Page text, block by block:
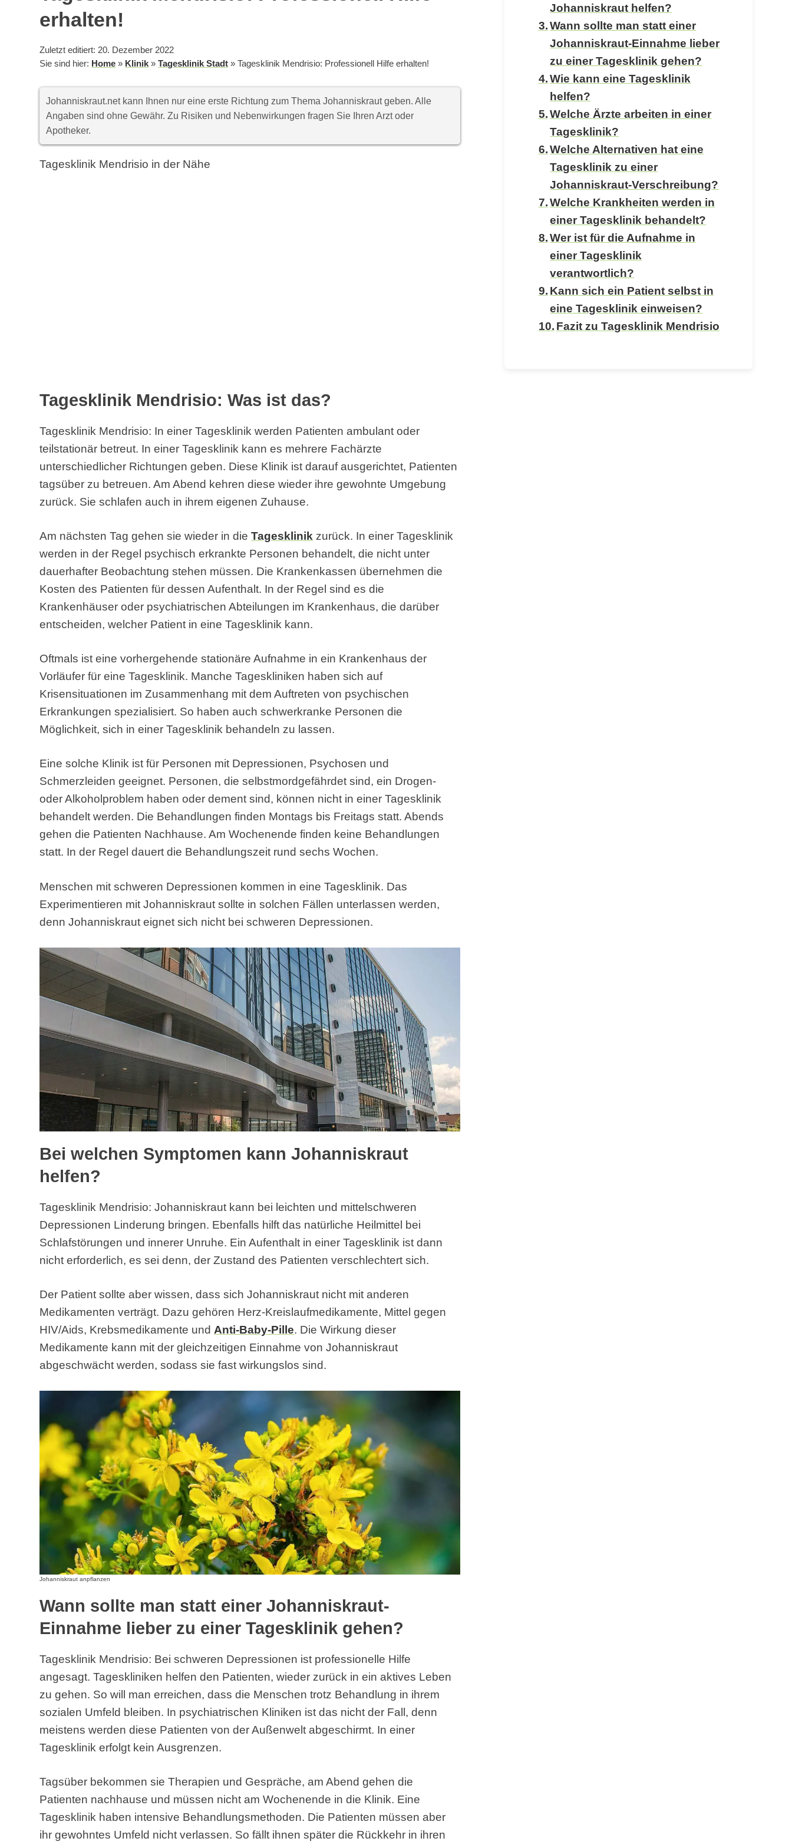
erhalten!
Zuletzt editiert: 20. Dezember 2022
Sie sind hier: Home » Klinik »Tagesklinik Stadt »Tagesklinik Mendrisio: Professionell Hilfe erhalten!
Johanniskraut.net kann Ihnen nur eine erste Richtung zum Thema Johanniskraut geben. Alle
Angaben sind ohne Gewähr. Zu Risiken und Nebenwirkungen fragen Sie Ihren Arzt oder
Apotheker.
Tagesklinik Mendrisio in der Nähe
Tagesklinik Mendrisio: Was ist das?
Tagesklinik Mendrisio: In einer Tagesklinik werden Patienten ambulant oder
teilstationär betreut. In einer Tagesklinik kann es mehrere Fachärzte
unterschiedlicher Richtungen geben. Diese Klinik ist darauf ausgerichtet, Patienten
tagsüber zu betreuen. Am Abend kehren diese wieder ihre gewohnte Umgebung
zurück. Sie schlafen auch in ihrem eigenen Zuhause.
Am nächsten Tag gehen sie wieder in dieTagesklinik zurück. In einer Tagesklinik
werden in der Regel psychisch erkrankte Personen behandelt, die nicht unter
dauerhafter Beobachtung stehen müssen. Die Krankenkassen übernehmen die
Kosten des Patienten für dessen Aufenthalt. In der Regel sind es die
Krankenhäuser oder psychiatrischen Abteilungen im Krankenhaus, die darüber
entscheiden, welcher Patient in eine Tagesklinik kann.
Oftmals ist eine vorhergehende stationäre Aufnahme in ein Krankenhaus der
Vorläufer für eine Tagesklinik. Manche Tageskliniken haben sich auf
Krisensituationen im Zusammenhang mit dem Auftreten von psychischen
Erkrankungen spezialisiert. So haben auch schwerkranke Personen die
Möglichkeit, sich in einer Tagesklinik behandeln zu lassen.
Eine solche Klinik ist für Personen mit Depressionen, Psychosen und
Schmerzleiden geeignet. Personen, die selbstmordgefährdet sind, ein Drogen-
oder Alkoholproblem haben oder dement sind, können nicht in einer Tagesklinik
behandelt werden. Die Behandlungen finden Montags bis Freitags statt. Abends
gehen die Patienten Nachhause. Am Wochenende finden keine Behandlungen
statt. In der Regel dauert die Behandlungszeit rund sechs Wochen.
Menschen mit schweren Depressionen kommen in eine Tagesklinik. Das
Experimentieren mit Johanniskraut sollte in solchen Fällen unterlassen werden,
denn Johanniskraut eignet sich nicht bei schweren Depressionen.
Bei welchen Symptomen kann Johanniskraut
helfen?
Tagesklinik Mendrisio: Johanniskraut kann bei leichten und mittelschweren
Depressionen Linderung bringen. Ebenfalls hilft das natürliche Heilmittel bei
Schlafstörungen und innerer Unruhe. Ein Aufenthalt in einer Tagesklinik ist dann
nicht erforderlich, es sei denn, der Zustand des Patienten verschlechtert sich.
Der Patient sollte aber wissen, dass sich Johanniskraut nicht mit anderen
Medikamenten verträgt. Dazu gehören Herz-Kreislaufmedikamente, Mittel gegen
HIV/Aids, Krebsmedikamente und Anti-Baby-Pille. Die Wirkung dieser
Medikamente kann mit der gleichzeitigen Einnahme von Johanniskraut
abgeschwächt werden, sodass sie fast wirkungslos sind.
Johanniskraut anpflanzen
Wann sollte man statt einer Johanniskraut-
Einnahme lieber zu einer Tagesklinik gehen?
Tagesklinik Mendrisio: Bei schweren Depressionen ist professionelle Hilfe
angesagt. Tageskliniken helfen den Patienten, wieder zurück in ein aktives Leben
zu gehen. So will man erreichen, dass die Menschen trotz Behandlung in ihrem
sozialen Umfeld bleiben. In psychiatrischen Kliniken ist das nicht der Fall, denn
meistens werden diese Patienten von der Außenwelt abgeschirmt. In einer
Tagesklinik erfolgt kein Ausgrenzen.
Tagsüber bekommen sie Therapien und Gespräche, am Abend gehen die
Patienten nachhause und müssen nicht am Wochenende in die Klinik. Eine
Tagesklinik haben intensive Behandlungsmethoden. Die Patienten müssen aber
ihr gewohntes Umfeld nicht verlassen. So fällt ihnen später die Rückkehr in ihren
Johanniskraut helfen?
Wann sollte man statt einer
Johanniskraut-Einnahme lieber
zu einer Tagesklinik gehen?
Wie kann eine Tagesklinik
helfen?
Welche Ärzte arbeiten in einer
Tagesklinik?
Welche Alternativen hat eine
Tagesklinik zu einer
Johanniskraut-Verschreibung?
Welche Krankheiten werden in
einer Tagesklinik behandelt?
Wer ist für die Aufnahme in
einer Tagesklinik
verantwortlich?
Kann sich ein Patient selbst in
eine Tagesklinik einweisen?
Fazit zu Tagesklinik Mendrisio